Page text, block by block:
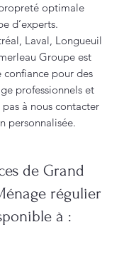
optimale
d’experts.
Laval, Longueuil
Groupe est
pour des
professionnels et
pas à nous contacter
personnalisée.
de Grand
régulier
à :